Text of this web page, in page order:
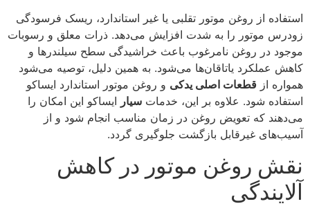
استفاده از روغن موتور تقلبی یا غیر استاندارد، ریسک فرسودگی
زودرس موتور را به شدت افزایش می‌دهد. ذرات معلق و رسوبات
موجود در روغن نامرغوب باعث خراشیدگی سطح سیلندرها و
کاهش عملکرد یاتاقان‌ها می‌شود. به همین دلیل، توصیه می‌شود
همواره از قطعات اصلی یدکی و روغن موتور استاندارد ایساکو
استفاده شود. علاوه بر این، خدمات سیار ایساکو این امکان را
می‌دهند که تعویض روغن در زمان مناسب انجام شود و از
آسیب‌های غیرقابل بازگشت جلوگیری گردد.
نقش روغن موتور در کاهش
آلایندگی